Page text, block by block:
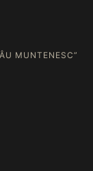
MUNTENESC”